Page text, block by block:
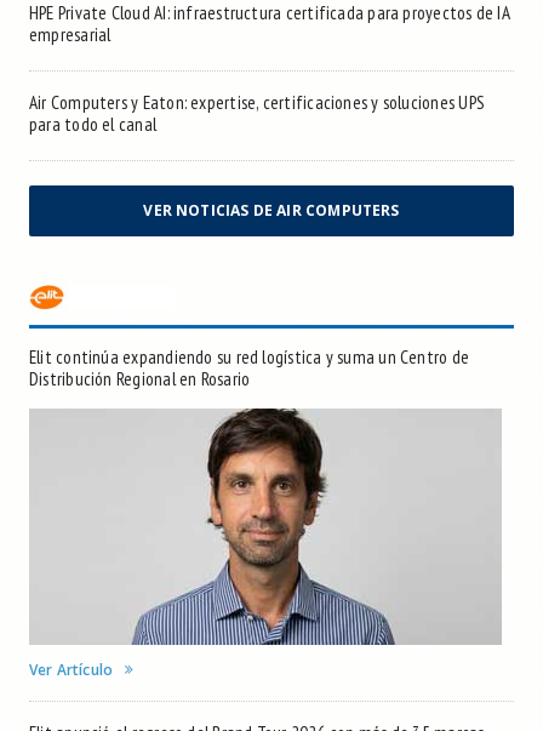
HPE Private Cloud AI: infraestructura certificada para proyectos de IA
empresarial
Air Computers y Eaton: expertise, certificaciones y soluciones UPS
para todo el canal
VER NOTICIAS DE AIR COMPUTERS
Elit continúa expandiendo su red logística y suma un Centro de
Distribución Regional en Rosario
Ver Artículo